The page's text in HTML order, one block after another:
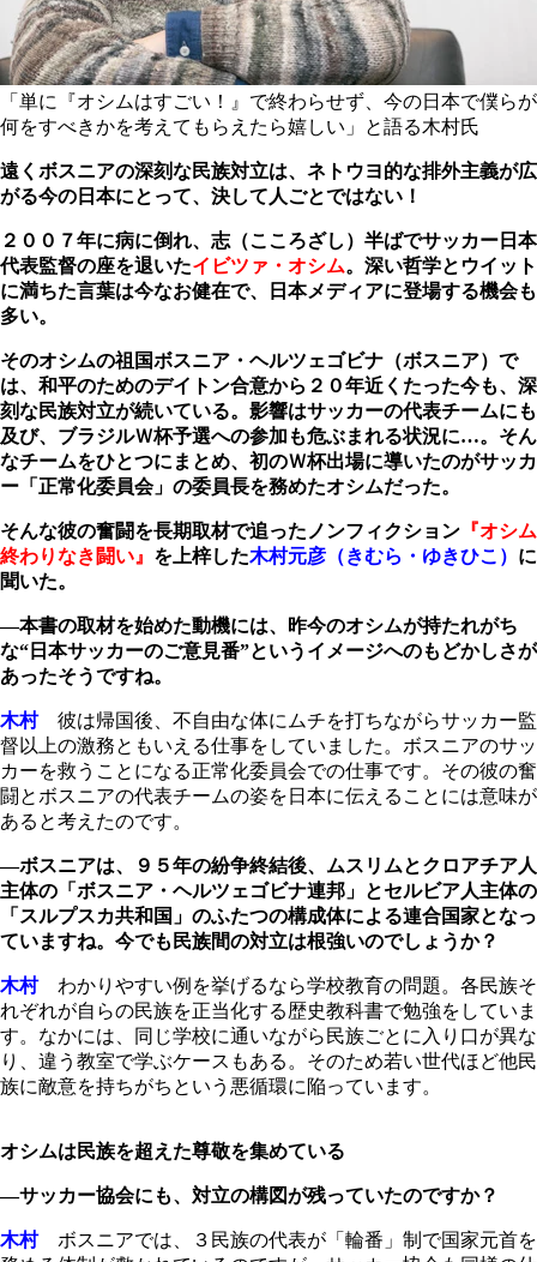
「単に『オシムはすごい！』で終わらせず、今の日本で僕らが
何をすべきかを考えてもらえたら嬉しい」と語る木村氏
遠くボスニアの深刻な民族対立は、ネトウヨ的な排外主義が広
がる今の日本にとって、決して人ごとではない！
２００７年に病に倒れ、志（こころざし）半ばでサッカー日本
代表監督の座を退いたイビツァ・オシム。深い哲学とウイット
に満ちた言葉は今なお健在で、日本メディアに登場する機会も
多い。
そのオシムの祖国ボスニア・ヘルツェゴビナ（ボスニア）で
は、和平のためのデイトン合意から２０年近くたった今も、深
刻な民族対立が続いている。影響はサッカーの代表チームにも
及び、ブラジルＷ杯予選への参加も危ぶまれる状況に…。そん
なチームをひとつにまとめ、初のＷ杯出場に導いたのがサッカ
ー「正常化委員会」の委員長を務めたオシムだった。
そんな彼の奮闘を長期取材で追ったノンフィクション 『オシム
終わりなき闘い』 を上梓した木村元彦（きむら・ゆきひこ） に
聞いた。
―本書の取材を始めた動機には、昨今のオシムが持たれがち
な“日本サッカーのご意見番”というイメージへのもどかしさが
あったそうですね。
木村彼は帰国後、不自由な体にムチを打ちながらサッカー監
督以上の激務ともいえる仕事をしていました。ボスニアのサッ
カーを救うことになる正常化委員会での仕事です。その彼の奮
闘とボスニアの代表チームの姿を日本に伝えることには意味が
あると考えたのです。
―ボスニアは、９５年の紛争終結後、ムスリムとクロアチア人
主体の「ボスニア・ヘルツェゴビナ連邦」とセルビア人主体の
「スルプスカ共和国」のふたつの構成体による連合国家となっ
ていますね。今でも民族間の対立は根強いのでしょうか？
木村わかりやすい例を挙げるなら学校教育の問題。各民族そ
れぞれが自らの民族を正当化する歴史教科書で勉強をしていま
す。なかには、同じ学校に通いながら民族ごとに入り口が異な
り、違う教室で学ぶケースもある。そのため若い世代ほど他民
族に敵意を持ちがちという悪循環に陥っています。
オシムは民族を超えた尊敬を集めている
―サッカー協会にも、対立の構図が残っていたのですか？
木村ボスニアでは、３民族の代表が「輪番」制で国家元首を